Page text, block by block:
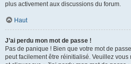
plus activement aux discussions du forum.
Haut
J’ai perdu mon mot de passe !
Pas de panique ! Bien que votre mot de
peut facilement être réinitialisé. Veuillez